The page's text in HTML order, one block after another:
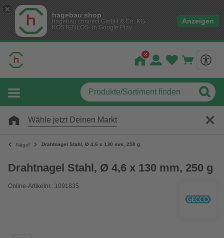
hagebau shop
hagebau connect GmbH & Co. KG
KOSTENLOS- In Google Play
Anzeigen
Wähle jetzt Deinen Markt
Nägel Drahtnagel Stahl, Ø 4,6 x 130 mm, 250 g
Drahtnagel Stahl, Ø 4,6 x 130 mm, 250 g
Online-Artikelnr.: 1091835